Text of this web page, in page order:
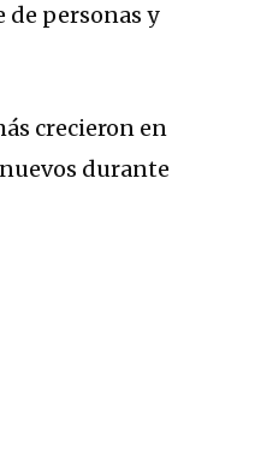
personas y
crecieron en
durante